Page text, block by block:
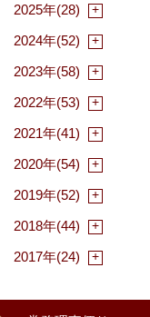
2025年(28)
2024年(52)
2023年(58)
2022年(53)
2021年(41)
2020年(54)
2019年(52)
2018年(44)
2017年(24)